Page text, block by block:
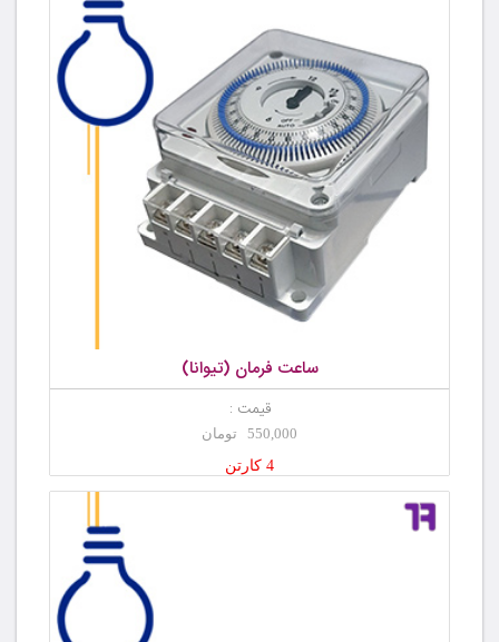
ساعت فرمان (تیوانا)
قیمت :
550,000 تومان
4 کارتن